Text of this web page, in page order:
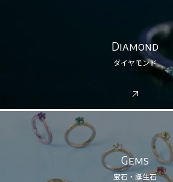
Diamond
ダイヤモンド
Gems
宝石・誕生石